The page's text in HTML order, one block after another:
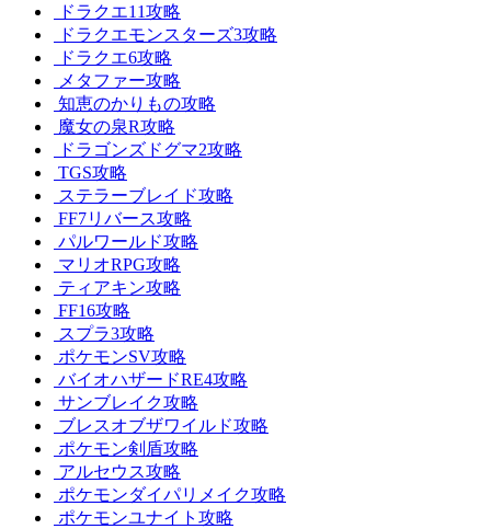
ドラクエ11攻略
ドラクエモンスターズ3攻略
ドラクエ6攻略
メタファー攻略
知恵のかりもの攻略
魔女の泉R攻略
ドラゴンズドグマ2攻略
TGS攻略
ステラーブレイド攻略
FF7リバース攻略
パルワールド攻略
マリオRPG攻略
ティアキン攻略
FF16攻略
スプラ3攻略
ポケモンSV攻略
バイオハザードRE4攻略
サンブレイク攻略
ブレスオブザワイルド攻略
ポケモン剣盾攻略
アルセウス攻略
ポケモンダイパリメイク攻略
ポケモンユナイト攻略